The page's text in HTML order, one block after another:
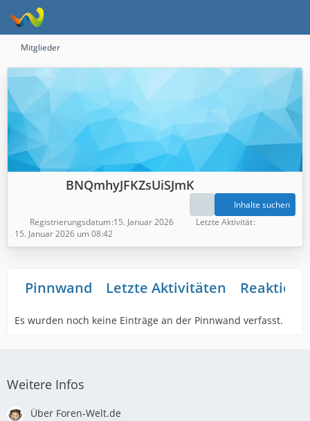
Mitglieder
BNQmhyJFKZsUiSJmK
Inhalte suchen
Registrierungsdatum 15. Januar 2026
Letzte Aktivität
15. Januar 2026 um 08:42
Pinnwand Letzte Aktivitäten
Es wurden noch keine Einträge an der Pinnwand verfasst.
Weitere Infos
Über Foren-Welt.de